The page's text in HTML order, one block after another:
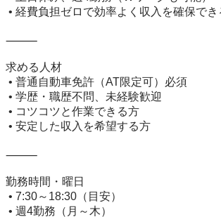
⸻
求める人材
⸻
勤務時間・曜日